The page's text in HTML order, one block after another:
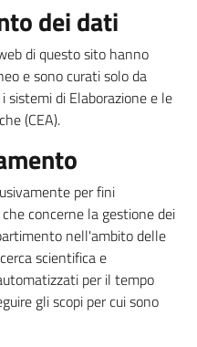
dei dati
di questo sito hanno
e sono curati solo da
sistemi di Elaborazione e le
(CEA).
per fini
concerne la gestione dei
nell'ambito delle
scientifica e
per il tempo
gli scopi per cui sono